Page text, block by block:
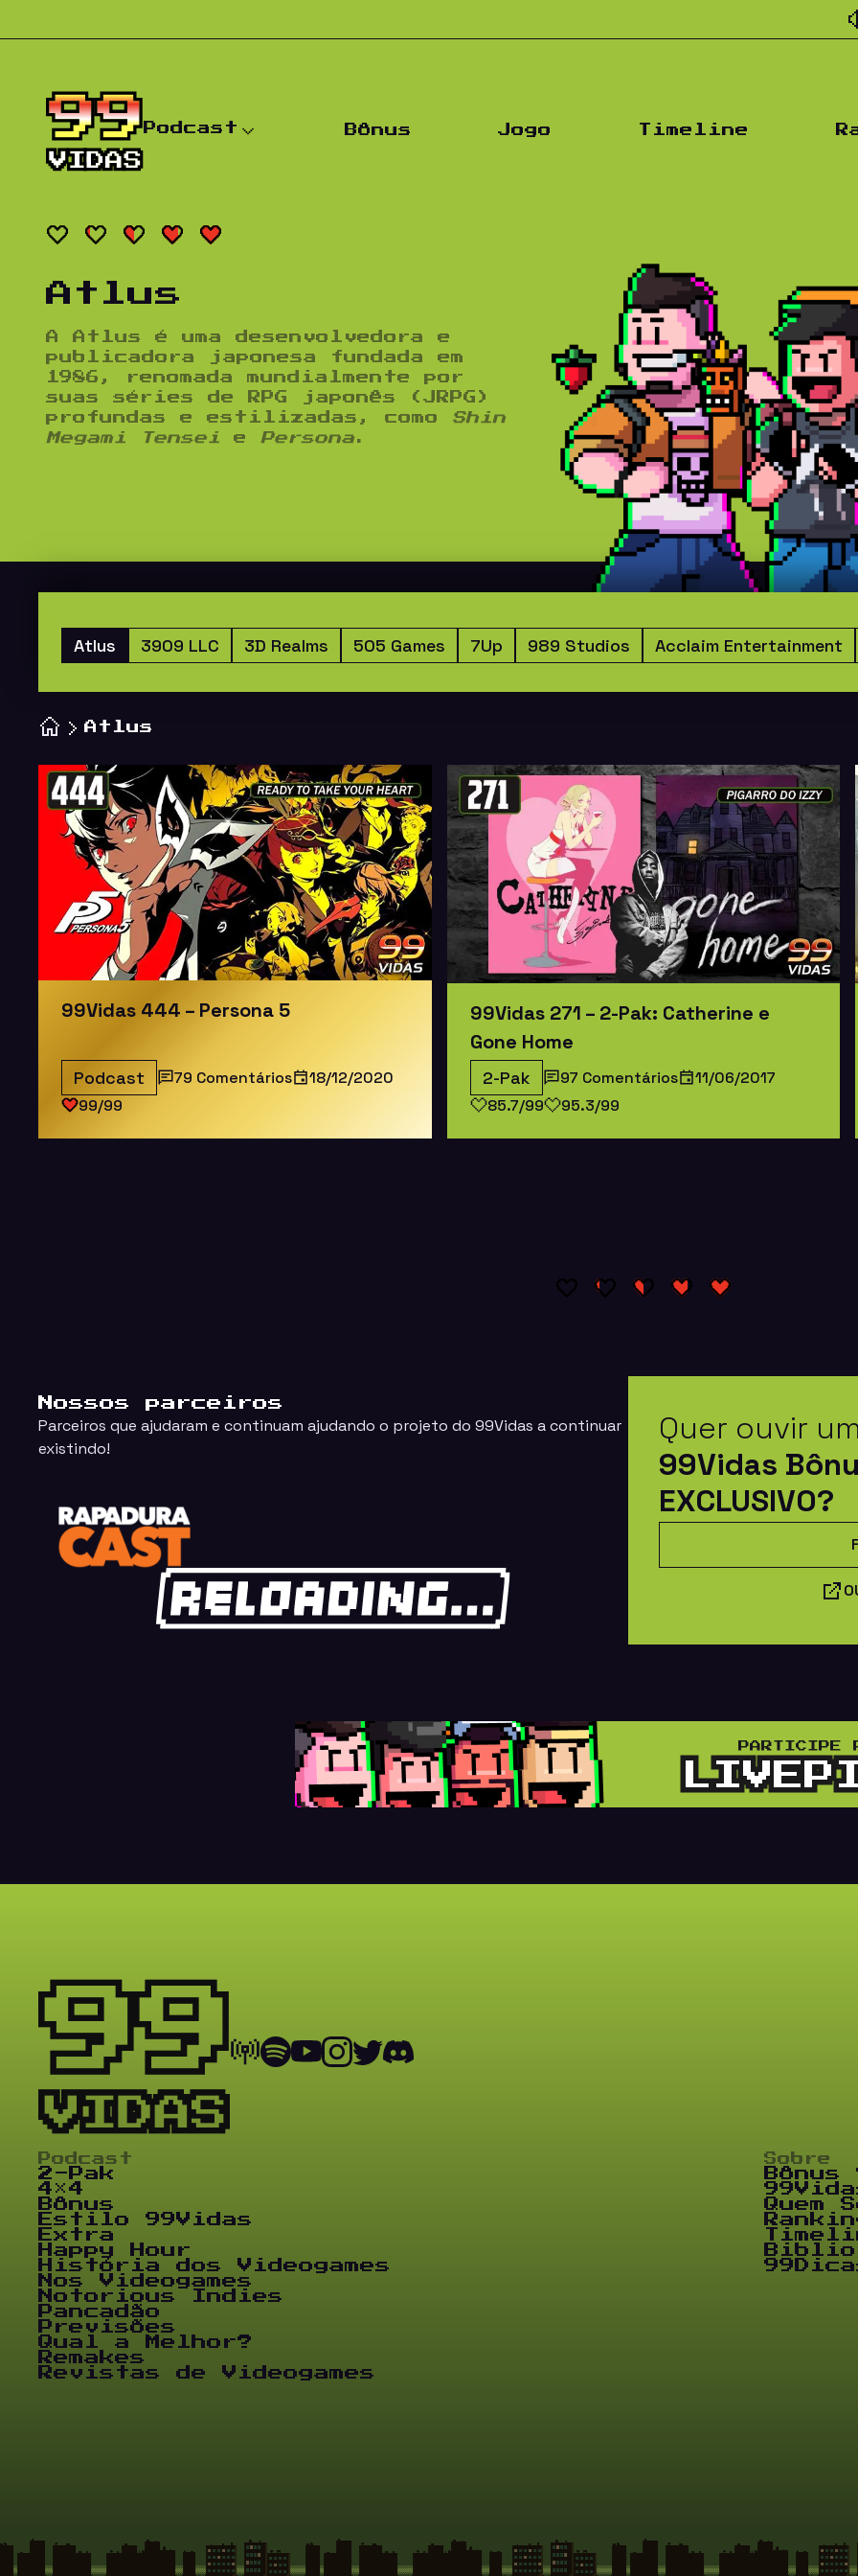
Podcast Bônus Jogo Timeline
Atlus
A Atlus
é uma desenvolvedora e
publicadora japonesa fundada em
1986, renomada mundialmente por
suas séries de RPG japonês (JRPG)
profundas e estilizadas, como Shin
Megami Tensei e Persona.
3909 LLC 3D Realms 505 Games 7Up 989 Studios Acclaim Entertainment
Atlus
Atlus
99Vidas 444 – Persona 5
Podcast 79 Comentários
18/12/2020
99/99
99Vidas 271 – 2-Pak: Catherine e
Gone Home
2-Pak 97 Comentários
11/06/2017
85.7/99
95.3/99
Quer ouvir um
99Vidas
EXCLUSIVO?
Nossos parceiros
Parceiros que ajudaram e continuam ajudando o projeto do 99Vidas a continuar
existindo!
Podcast
2-Pak
4×4
Bônus
Estilo 99Vidas
Extra
Happy Hour
História dos Videogames
Nos Videogames
Notorious Indies
Pancadão
Previsões
Qual a Melhor?
Remakes
Revistas de Videogames
Sobre
Bônus
Quem